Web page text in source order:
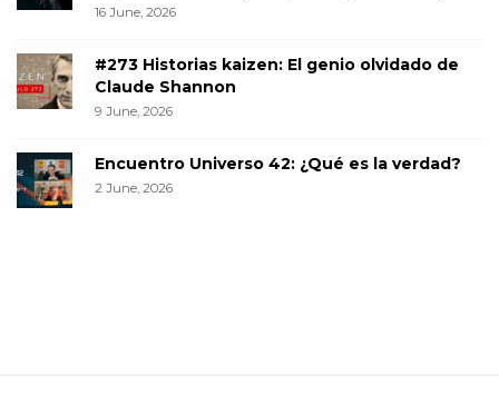
16 June, 2026
#273 Historias kaizen: El genio olvidado de
Claude Shannon
9 June, 2026
Encuentro Universo 42: ¿Qué es la verdad?
2 June, 2026